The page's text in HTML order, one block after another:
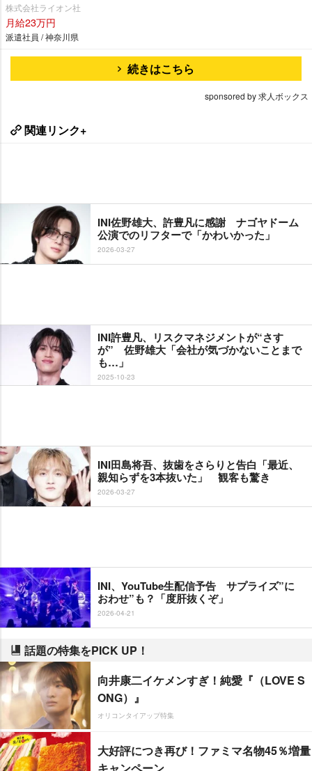
株式会社ライオン社
月給23万円
派遣社員 / 神奈川県
続きはこちら
sponsored by 求人ボックス
関連リンク+
INI佐野雄大、許豊凡に感謝 ナゴヤドーム
公演でのリフターで「かわいかった」
2026-03-27
INI許豊凡、リスクマネジメントが“さす
が” 佐野雄大「会社が気づかないことまで
も…」
2025-10-23
INI田島将吾、抜歯をさらりと告白「最近、
親知らずを3本抜いた」 観客も驚き
2026-03-27
INI、YouTube生配信予告 サプライズ”に
おわせ”も？「度肝抜くぞ」
2026-04-21
話題の特集をPICK UP！
向井康二イケメンすぎ！純愛『（LOVE S
ONG）』
オリコンタイアップ特集
大好評につき再び！ファミマ名物45％増量
キャンペーン